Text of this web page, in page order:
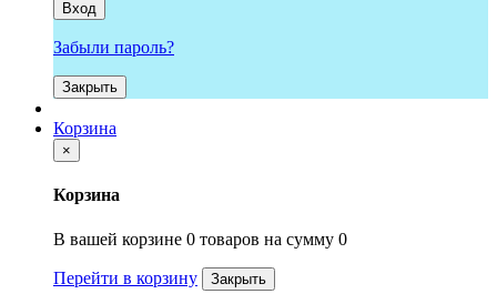
Вход
Забыли пароль?
Закрыть
Корзина
×
Корзина
В вашей корзине 0 товаров на сумму 0
Перейти в корзину Закрыть